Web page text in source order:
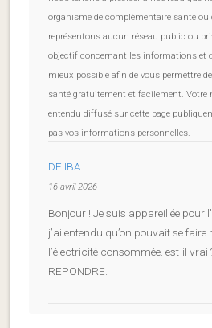
organisme de complémentaire santé
représentons aucun réseau public ou
objectif concernant les informations et
mieux possible afin de vous permettre
santé gratuitement et facilement. Votre
entendu diffusé sur cette page
pas vos informations personnelles.
DEIIBA
16 avril 2026
Bonjour ! Je suis appareillée pour
j’ai entendu qu’on pouvait se
l’électricité consommée. est-il vrai
REPONDRE.